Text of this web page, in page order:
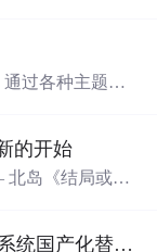
通过添加合金
用且款式多
过各种主题如
的开始
岛《结局或开
金仓数据库助力某油气巨头EPBP系统国产化替换，测试工程师亲述“零感知”升级之旅